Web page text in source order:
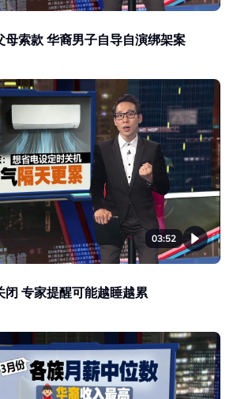
母索款 华裔男子自导自演绑架案
03:52
闭 专家提醒可能越睡越累